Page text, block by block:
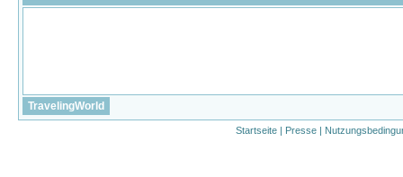
TravelingWorld
Startseite | Presse |